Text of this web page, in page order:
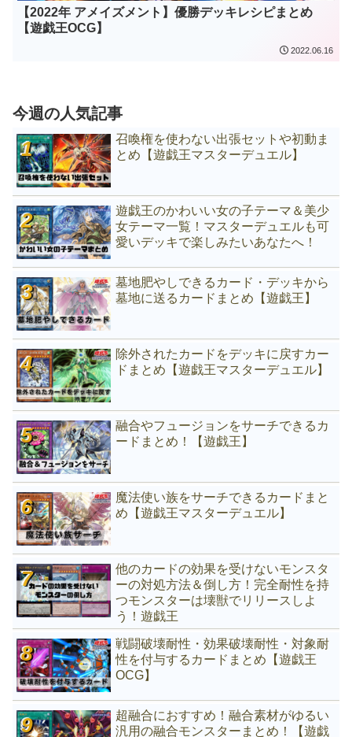
【2022年 アメイズメント】優勝デッキレシピまとめ
【遊戯王OCG】
2022.06.16
今週の人気記事
召喚権を使わない出張セットや初動ま
とめ【遊戯王マスターデュエル】
遊戯王のかわいい女の子テーマ＆美少
女テーマ一覧！マスターデュエルも可
愛いデッキで楽しみたいあなたへ！
墓地肥やしできるカード・デッキから
墓地に送るカードまとめ【遊戯王】
除外されたカードをデッキに戻すカー
ドまとめ【遊戯王マスターデュエル】
融合やフュージョンをサーチできるカ
ードまとめ！【遊戯王】
魔法使い族をサーチできるカードまと
め【遊戯王マスターデュエル】
他のカードの効果を受けないモンスタ
ーの対処方法＆倒し方！完全耐性を持
つモンスターは壊獣でリリースしよ
う！遊戯王
戦闘破壊耐性・効果破壊耐性・対象耐
性を付与するカードまとめ【遊戯王
OCG】
超融合におすすめ！融合素材がゆるい
汎用の融合モンスターまとめ！【遊戯